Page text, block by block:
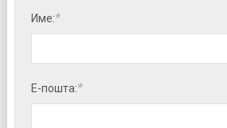
Име:*
Е-пошта:*